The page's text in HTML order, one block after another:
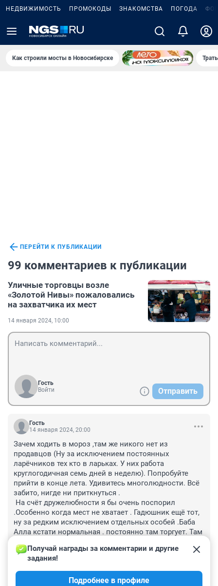
НЕДВИЖИМОСТЬ ПРОМОКОДЫ ЗНАКОМСТВА ПОГОДА
Как строили мосты в Новосибирске
ПЕРЕЙТИ К ПУБЛИКАЦИИ
99 комментариев к публикации
Уличные торговцы возле
«Золотой Нивы» пожаловались
на захватчика их мест
14 января 2024, 10:00
Гость
Войти
Отправить
Гость
14 января 2024, 20:00
Зачем ходить в мороз ,там же никого нет из
продавцов (Ну за исключением постоянных
ларёчников тех кто в ларьках. У них работа
круглогодичная семь дней в неделю). Попробуйте
прийти в конце лета. Удивитесь многолюдности. Всё
забито, нигде ни приткнуться .
На счёт дружелюбности я бы очень поспорил
.Особенно когда мест не хватает . Гадюшник ещё тот,
ну за редким исключением отдельных особей .Баба
Алла кстати нормальная . постоянно там торгует. Там
-продавец . так постоянно кричит протяжно
Ааааллллаааа Ааааалллааа когда зовет её . смешно
.Гыыы. Кстати наверное имя Алла в мусульманских
странах весьма почитаемое имя.
Получай награды за комментарии и другие
задания!
Подробнее в профиле